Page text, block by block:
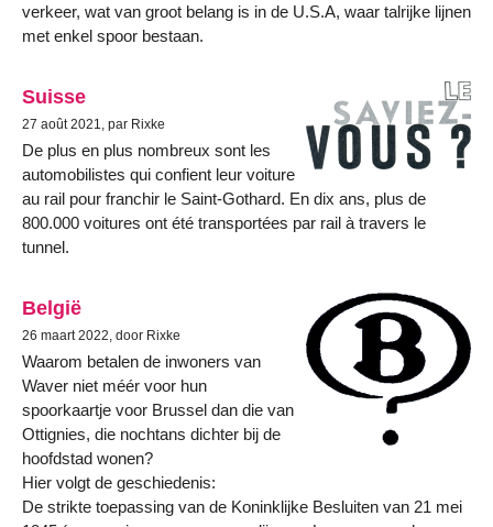
verkeer, wat van groot belang is in de U.S.A, waar talrijke lijnen
met enkel spoor bestaan.
Suisse
27 août 2021, par Rixke
De plus en plus nombreux sont les
automobilistes qui confient leur voiture
au rail pour franchir le Saint-Gothard. En dix ans, plus de
800.000 voitures ont été transportées par rail à travers le
tunnel.
België
26 maart 2022, door Rixke
Waarom betalen de inwoners van
Waver niet méér voor hun
spoorkaartje voor Brussel dan die van
Ottignies, die nochtans dichter bij de
hoofdstad wonen?
Hier volgt de geschiedenis:
De strikte toepassing van de Koninklijke Besluiten van 21 mei